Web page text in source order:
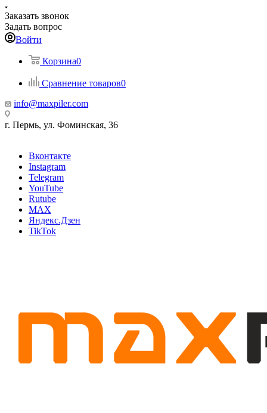
Заказать звонок
Задать вопрос
Войти
Корзина0
Сравнение товаров0
info@maxpiler.com
г. Пермь, ул. Фоминская, 36
Вконтакте
Instagram
Telegram
YouTube
Rutube
MAX
Яндекс.Дзен
TikTok